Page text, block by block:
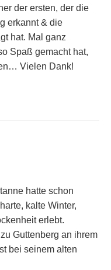
der ersten, der die
erkannt & die
hat. Mal ganz
Spaß gemacht hat,
Vielen Dank!
hatte schon
kalte Winter,
erlebt.
Guttenberg an ihrem
bei seinem alten